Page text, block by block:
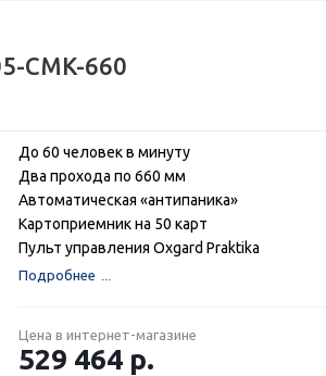
CMK-660
До 60 человек в минуту
Два прохода по 660 мм
Автоматическая «антипаника»
Картоприемник на 50 карт
Пульт управления Oxgard Praktika
Подробнее
Цена в интернет-магазине
529 464 р.